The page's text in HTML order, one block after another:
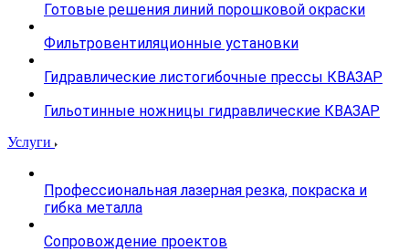
Готовые решения линий порошковой окраски
Фильтровентиляционные установки
Гидравлические листогибочные прессы КВАЗАР
Гильотинные ножницы гидравлические КВАЗАР
Услуги
Профессиональная лазерная резка, покраска и
гибка металла
Сопровождение проектов